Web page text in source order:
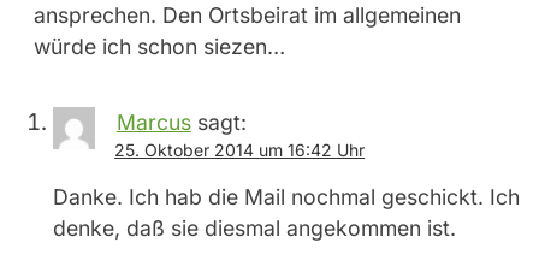
ansprechen. Den Ortsbeirat im allgemeinen
würde ich schon siezen…
Marcus sagt:
25. Oktober 2014 um 16:42 Uhr
Danke. Ich hab die Mail nochmal geschickt. Ich
denke, daß sie diesmal angekommen ist.